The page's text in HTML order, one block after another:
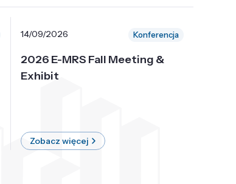
14/09/2026 Konferencja
2026 E-MRS Fall Meeting &
Exhibit
Zobacz więcej